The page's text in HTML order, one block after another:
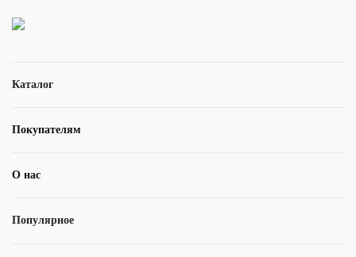
Каталог
Покупателям
О нас
Популярное